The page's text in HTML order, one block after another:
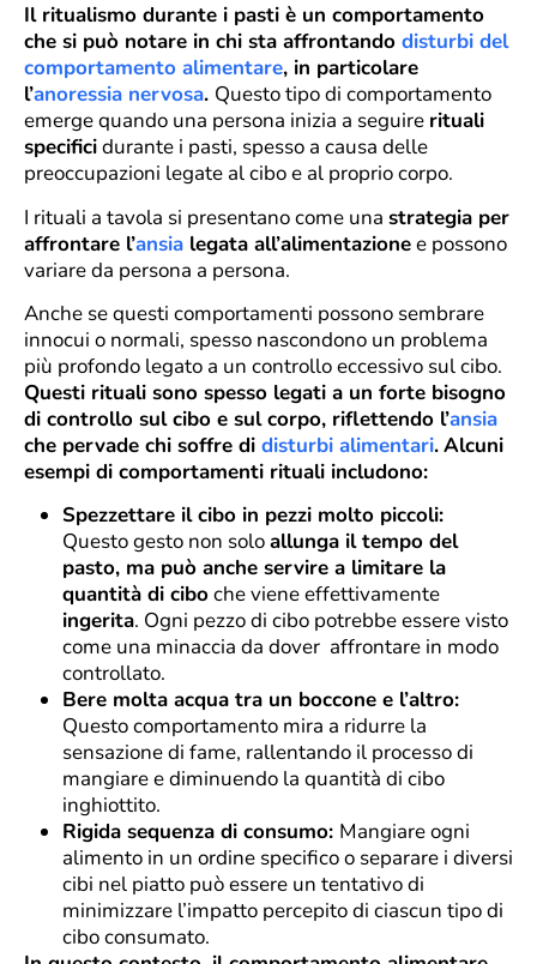
Il ritualismo durante i pasti è un comportamento
che si può notare in chi sta affrontando disturbi del
comportamento alimentare, in particolare
l’anoressia nervosa. Questo tipo di comportamento
emerge quando una persona inizia a seguire rituali
specificidurante i pasti, spesso a causa delle
preoccupazioni legate al cibo e al proprio corpo.
I rituali a tavola si presentano come una strategia per
affrontare l’ansia legata all’alimentazionee possono
variare da persona a persona.
Anche se questi comportamenti possono sembrare
innocui o normali, spesso nascondono un problema
più profondo legato a un controllo eccessivo sul cibo.
Questi rituali sono spesso legati a un forte bisogno
di controllo sul cibo e sul corpo, riflettendo l’ansia
che pervade chi soffre di disturbi alimentari.Alcuni
esempi di comportamenti rituali includono:
Spezzettare il cibo in pezzi molto piccoli:
Questo gesto non soloallunga il tempo del
pasto, ma può anche servire a limitare la
quantità di ciboche viene effettivamente
ingerita. Ogni pezzo di cibo potrebbe essere visto
come una minaccia da dover affrontare in modo
controllato.
Bere molta acqua tra un boccone e l’altro:
Questo comportamento mira a ridurre la
sensazione di fame, rallentando il processo di
mangiare e diminuendo la quantità di cibo
inghiottito.
Rigida sequenza di consumo: Mangiare ogni
alimento in un ordine specifico o separare i diversi
cibi nel piatto può essere un tentativo di
minimizzare l’impatto percepito di ciascun tipo di
cibo consumato.